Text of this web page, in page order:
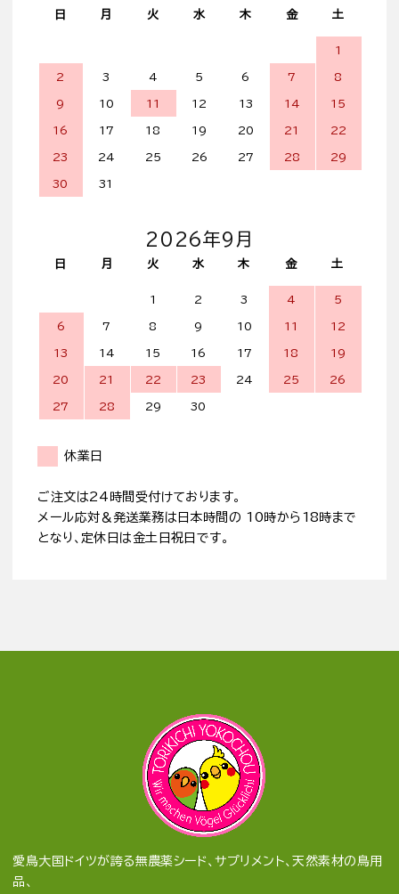
日 月 火 水 木 金 土
1
2 3 4 5 6 7 8
9 10 11 12 13 14 15
16 17 18 19 20 21 22
23 24 25 26 27 28 29
30 31
2026年9月
日 月 火 水 木 金 土
1 2 3 4 5
6 7 8 9 10 11 12
13 14 15 16 17 18 19
20 21 22 23 24 25 26
27 28 29 30
休業日
ご注文は24時間受付けております。
メール応対＆発送業務は日本時間の 10時から18時まで
となり、定休日は金土日祝日です。
愛鳥大国ドイツが誇る無農薬シード、サプリメント、天然素材の鳥用
品、